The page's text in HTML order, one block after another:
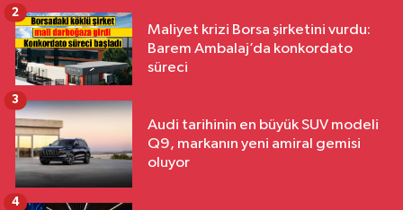
Maliyet krizi Borsa şirketini vurdu:
Barem Ambalaj’da konkordato
süreci
2
Audi tarihinin en büyük SUV modeli
Q9, markanın yeni amiral gemisi
oluyor
3
4